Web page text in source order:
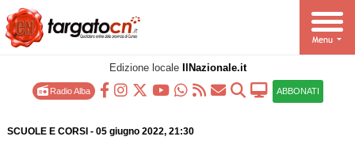
Edizione locale IlNazionale.it
Radio Alba ABBONATI
SCUOLE E CORSI - 05 giugno 2022, 21:30